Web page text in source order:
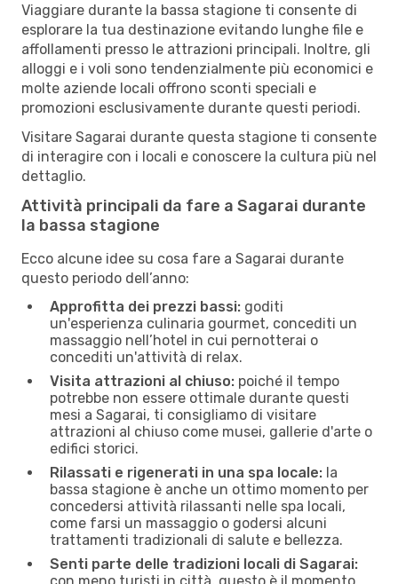
Viaggiare durante la bassa stagione ti consente di
esplorare la tua destinazione evitando lunghe file e
affollamenti presso le attrazioni principali. Inoltre, gli
alloggi e i voli sono tendenzialmente più economici e
molte aziende locali offrono sconti speciali e
promozioni esclusivamente durante questi periodi.
Visitare Sagarai durante questa stagione ti consente
di interagire con i locali e conoscere la cultura più nel
dettaglio.
Attività principali da fare a Sagarai durante
la bassa stagione
Ecco alcune idee su cosa fare a Sagarai durante
questo periodo dell’anno:
Approfitta dei prezzi bassi: goditi
un'esperienza culinaria gourmet, concediti un
massaggio nell’hotel in cui pernotterai o
concediti un'attività di relax.
Visita attrazioni al chiuso: poiché il tempo
potrebbe non essere ottimale durante questi
mesi a Sagarai, ti consigliamo di visitare
attrazioni al chiuso come musei, gallerie d'arte o
edifici storici.
Rilassati e rigenerati in una spa locale: la
bassa stagione è anche un ottimo momento per
concedersi attività rilassanti nelle spa locali,
come farsi un massaggio o godersi alcuni
trattamenti tradizionali di salute e bellezza.
Senti parte delle tradizioni locali di Sagarai: